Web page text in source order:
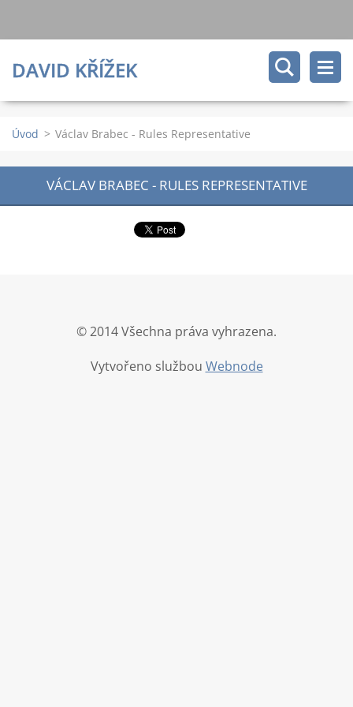
DAVID KŘÍŽEK
Úvod > Václav Brabec - Rules Representative
VÁCLAV BRABEC - RULES REPRESENTATIVE
© 2014 Všechna práva vyhrazena.
Vytvořeno službou Webnode